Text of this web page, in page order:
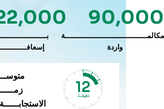
90,000
مكالمــــــــــــــــــــــــــــــــــة
واردة